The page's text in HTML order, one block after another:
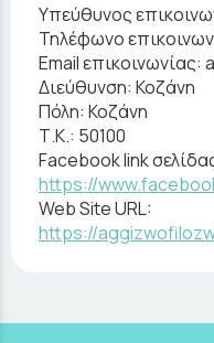
Υπεύθυνος
Τηλέφωνο
Email επικοινωνίας:
Διεύθυνση: Κοζάνη
Πόλη: Κοζάνη
Τ.Κ.: 50100
Facebook link
https://
Web Site URL:
https://